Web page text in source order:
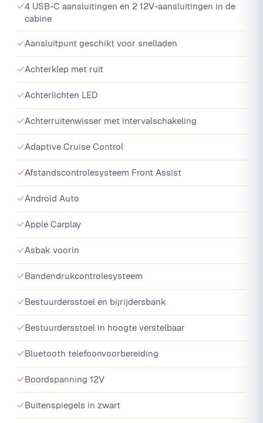
4 USB-C aansluitingen en 2 12V-aansluitingen in de
cabine
Aansluitpunt geschikt voor snelladen
Achterklep met ruit
Achterlichten LED
Achterruitenwisser met intervalschakeling
Adaptive Cruise Control
Afstandscontrolesysteem Front Assist
Android Auto
Apple Carplay
Asbak voorin
Bandendrukcontrolesysteem
Bestuurdersstoel en bijrijdersbank
Bestuurdersstoel in hoogte verstelbaar
Bluetooth telefoonvoorbereiding
Boordspanning 12V
Buitenspiegels in zwart